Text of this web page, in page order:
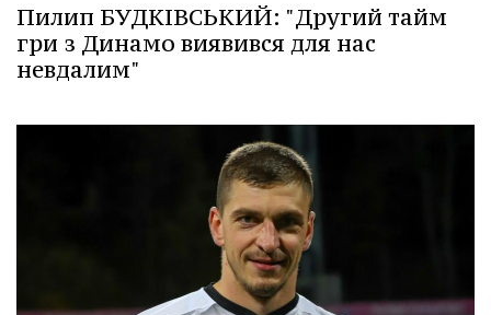
Пилип БУДКІВСЬКИЙ: "Другий тайм
гри з Динамо виявився для нас
невдалим"